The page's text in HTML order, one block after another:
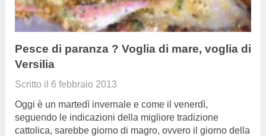
Pesce di paranza ? Voglia di mare, voglia di
Versilia
Scritto il 6 febbraio 2013
Oggi è un martedì invernale e come il venerdì,
seguendo le indicazioni della migliore tradizione
cattolica, sarebbe giorno di magro, ovvero il giorno della